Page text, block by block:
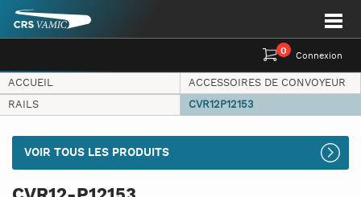
Connexion
0
ACCUEIL
ACCESSOIRES DE CONVOYEUR
RAILS
CVR12P12153
VOIR TOUS LES PRODUITS